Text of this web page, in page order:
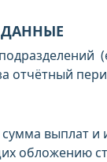
ДАННЫЕ
отчётный
выплат и
обложению